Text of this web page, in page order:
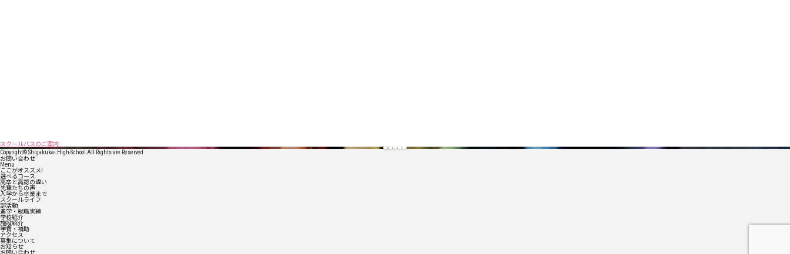
スクールバスのご案内
Copyright© Shigakukai High-School All Rights are Reserved
お問い合わせ
Menu
ここがオススメ!
選べるコース
高卒と高認の違い
先輩たちの声
入学から卒業まで
スクールライフ
部活動
進学・就職実績
学校紹介
施設紹介
学費・補助
アクセス
募集について
お知らせ
お問い合わせ